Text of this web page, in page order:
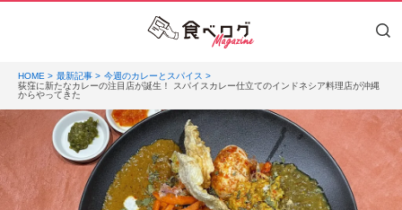
HOME 最新記事
今週のカレーとスパイス
荻窪に新たなカレーの注目店が誕生！ スパイスカレー仕立てのインドネシア料理店が沖縄
からやってきた